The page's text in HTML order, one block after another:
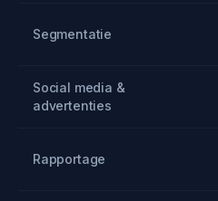
Segmentatie
Social media &
advertenties
Rapportage